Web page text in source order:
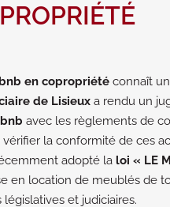
en copropriété connaît
de Lisieux a rendu un
avec les règlements de
la conformité de ces
adopté la loi « LE
en location de meublés de
et judiciaires.